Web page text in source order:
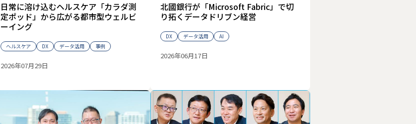
日常に溶け込むヘルスケア――「カラダ測
定ポッド」から広がる都市型ウェルビ
ーイング
ヘルスケア DX データ活用 事例
2026年07月29日
北國銀行が「Microsoft Fabric」で切
り拓くデータドリブン経営
DX データ活用 AI
2026年06月17日